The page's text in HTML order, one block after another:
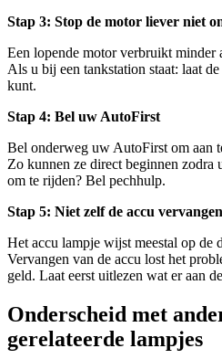
Stap 3: Stop de motor liever niet
Een lopende motor verbruikt minder
Als u bij een tankstation staat: laat
kunt.
Stap 4: Bel uw AutoFirst
Bel onderweg uw AutoFirst om aan
Zo kunnen ze direct beginnen zodra
om te rijden? Bel pechhulp.
Stap 5: Niet zelf de accu
Het accu lampje wijst meestal op de
Vervangen van de accu lost het
geld. Laat eerst uitlezen wat er aan
Onderscheid met
gerelateerde lampjes